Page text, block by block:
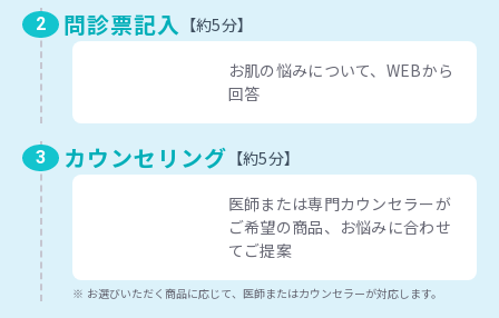
問診票記入 約5分
お肌の悩みについて、 WEBから
回答
カウンセリング 約5分
医師または専門カウンセラーが
ご希望の商品、 お悩みに合わせ
てご提案
お選びいただく商品に応じて、医師またはカウンセラーが対応します。